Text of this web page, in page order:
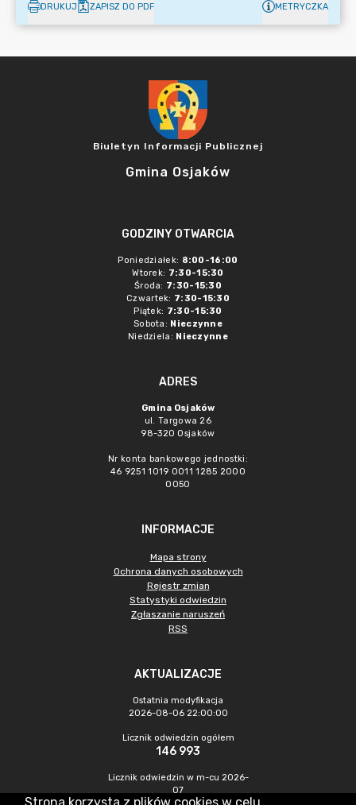
DRUKUJ ZAPISZ DO PDF METRYCZKA
Biuletyn Informacji Publicznej
Gmina Osjaków
GODZINY OTWARCIA
Poniedziałek: 8:00-16:00
Wtorek: 7:30-15:30
Środa: 7:30-15:30
Czwartek: 7:30-15:30
Piątek: 7:30-15:30
Sobota: Nieczynne
Niedziela: Nieczynne
ADRES
Gmina Osjaków
ul. Targowa 26
98-320 Osjaków
Nr konta bankowego jednostki:
46 9251 1019 0011 1285 2000
0050
INFORMACJE
Mapa strony
Ochrona danych osobowych
Rejestr zmian
Statystyki odwiedzin
Zgłaszanie naruszeń
RSS
AKTUALIZACJE
Ostatnia modyfikacja
2026-08-06 22:00:00
Licznik odwiedzin ogółem
146 993
Licznik odwiedzin w m-cu 2026-
07